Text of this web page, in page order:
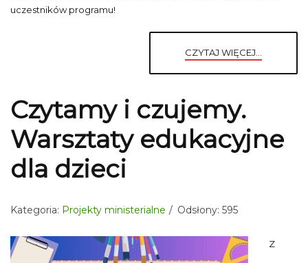
uczestników programu!
CZYTAJ WIĘCEJ...
Czytamy i czujemy.
Warsztaty edukacyjne
dla dzieci
Kategoria: Projekty ministerialne Odsłony: 595
Z